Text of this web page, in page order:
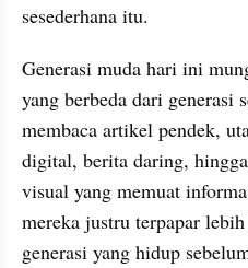
sesederhana itu.
Generasi muda hari ini
yang berbeda dari generasi
membaca artikel pendek,
digital, berita daring,
visual yang memuat
mereka justru terpapar
generasi yang hidup